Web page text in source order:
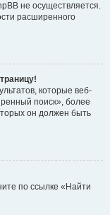
не осуществляется.
расширенного
которые веб-
поиск», более
он должен быть
по ссылке «Найти